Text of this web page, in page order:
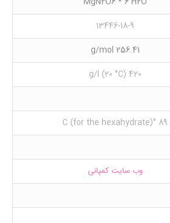
13446-18-9
256.41 g/mol
420 g/l (20 °C)
89 °C (for the hexahydrate)
وب سایت کمپانی